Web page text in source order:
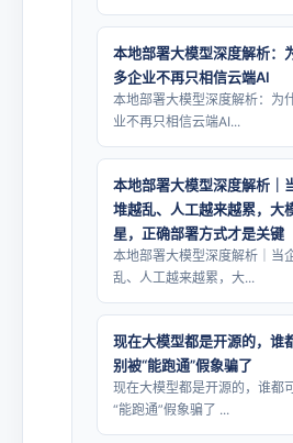
本地部署大模型深度解析：
多企业不再只相信云端AI
本地部署大模型深度解析：为
业不再只相信云端AI...
本地部署大模型深度解析｜
堆越乱、人工越来越累，大
星，正确部署方式才是关键
本地部署大模型深度解析｜当
乱、人工越来越累，大...
现在大模型都是开源的，谁
别被“能跑通”假象骗了
现在大模型都是开源的，谁都
“能跑通”假象骗了 ...